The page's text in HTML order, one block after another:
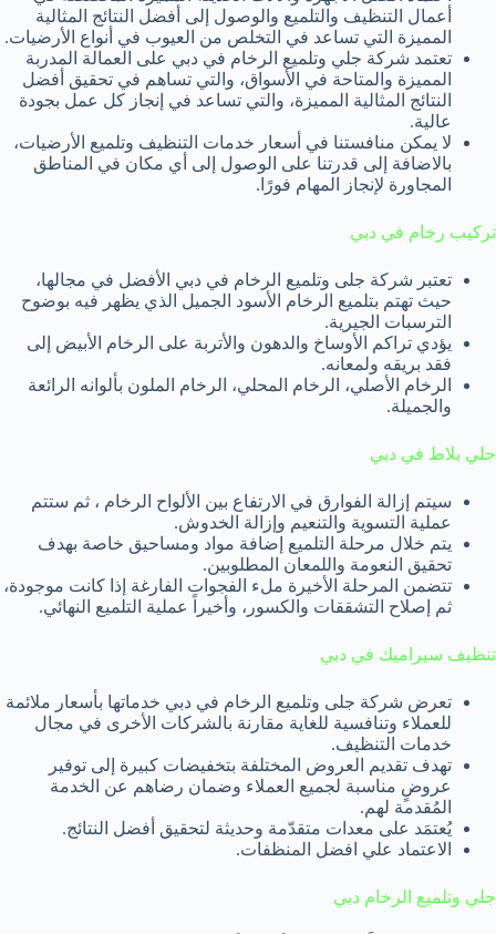
أعمال التنظيف والتلميع والوصول إلى أفضل النتائج المثالية
المميزة التي تساعد في التخلص من العيوب في أنواع الأرضيات.
تعتمد شركة جلي وتلميع الرخام في دبي على العمالة المدربة
المميزة والمتاحة في الأسواق، والتي تساهم في تحقيق أفضل
النتائج المثالية المميزة، والتي تساعد في إنجاز كل عمل بجودة
عالية.
لا يمكن منافستنا في أسعار خدمات التنظيف وتلميع الأرضيات،
بالاضافة إلى قدرتنا على الوصول إلى أي مكان في المناطق
المجاورة لإنجاز المهام فورًا.
تركيب رخام في دبي
تعتبر شركة جلى وتلميع الرخام في دبي الأفضل في مجالها،
حيث تهتم بتلميع الرخام الأسود الجميل الذي يظهر فيه بوضوح
الترسبات الجيرية.
يؤدي تراكم الأوساخ والدهون والأتربة على الرخام الأبيض إلى
فقد بريقه ولمعانه.
الرخام الأصلي، الرخام المحلي، الرخام الملون بألوانه الرائعة
والجميلة.
جلي بلاط في دبي
سيتم إزالة الفوارق في الارتفاع بين الألواح الرخام ، ثم ستتم
عملية التسوية والتنعيم وإزالة الخدوش.
يتم خلال مرحلة التلميع إضافة مواد ومساحيق خاصة بهدف
تحقيق النعومة واللمعان المطلوبين.
تتضمن المرحلة الأخيرة ملء الفجوات الفارغة إذا كانت موجودة،
ثم إصلاح التشققات والكسور، وأخيراً عملية التلميع النهائي.
تنظيف سيراميك في دبي
تعرض شركة جلى وتلميع الرخام في دبي خدماتها بأسعار ملائمة
للعملاء وتنافسية للغاية مقارنة بالشركات الأخرى في مجال
خدمات التنظيف.
تهدف تقديم العروض المختلفة بتخفيضات كبيرة إلى توفير
عروضٍ مناسبة لجميع العملاء وضمان رضاهم عن الخدمة
المُقدمة لهم.
يُعتمَد على معدات متقدّمة وحديثة لتحقيق أفضل النتائج.
الاعتماد علي افضل المنظفات.
جلي وتلميع الرخام دبي